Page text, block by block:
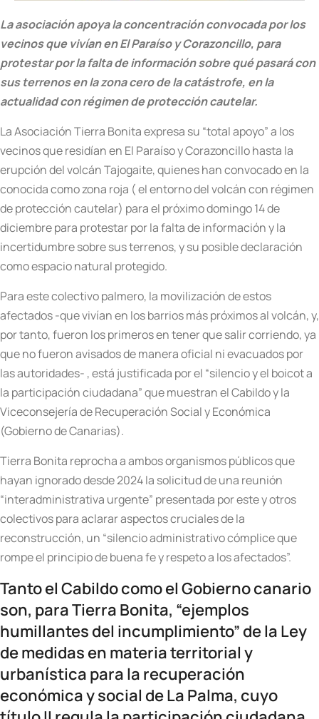
La asociación apoya la concentración convocada por los
vecinos que vivían en El Paraíso y Corazoncillo, para
protestar por la falta de información sobre qué pasará con
sus terrenos en la zona cero de la catástrofe, en la
actualidad con régimen de protección cautelar.
La Asociación Tierra Bonita expresa su “total apoyo” a los
vecinos que residían en El Paraíso y Corazoncillo hasta la
erupción del volcán Tajogaite, quienes han convocado en la
conocida como zona roja ( el entorno del volcán con régimen
de protección cautelar) para el próximo domingo 14 de
diciembre para protestar por la falta de información y la
incertidumbre sobre sus terrenos, y su posible declaración
como espacio natural protegido.
Para este colectivo palmero, la movilización de estos
afectados -que vivían en los barrios más próximos al volcán, y,
por tanto, fueron los primeros en tener que salir corriendo, ya
que no fueron avisados de manera oficial ni evacuados por
las autoridades- , está justificada por el “silencio y el boicot a
la participación ciudadana” que muestran el Cabildo y la
Viceconsejería de Recuperación Social y Económica
(Gobierno de Canarias).
Tierra Bonita reprocha a ambos organismos públicos que
hayan ignorado desde 2024 la solicitud de una reunión
“interadministrativa urgente” presentada por este y otros
colectivos para aclarar aspectos cruciales de la
reconstrucción, un “silencio administrativo cómplice que
rompe el principio de buena fe y respeto a los afectados”.
Tanto el Cabildo como el Gobierno canario
son, para Tierra Bonita, “ejemplos
humillantes del incumplimiento” de la Ley
de medidas en materia territorial y
urbanística para la recuperación
económica y social de La Palma, cuyo